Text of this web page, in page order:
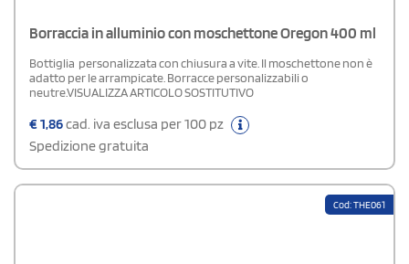
Borraccia in alluminio con moschettone Oregon 400 ml
Bottiglia personalizzata con chiusura a vite. Il moschettone non è
adatto per le arrampicate. Borracce personalizzabili o
neutre.VISUALIZZA ARTICOLO SOSTITUTIVO
€1,86cad. iva esclusa per 100 pz
Spedizione gratuita
Cod: THE061